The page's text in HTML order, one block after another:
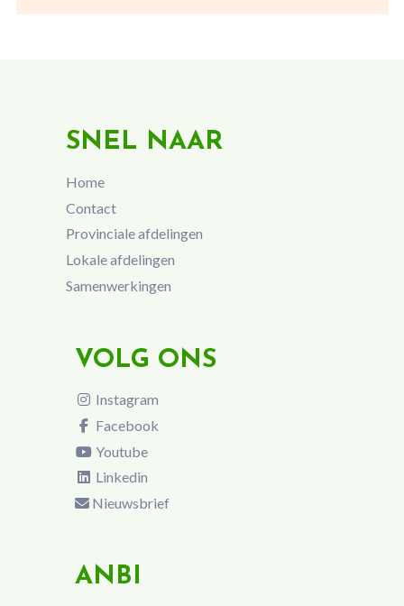
SNEL NAAR
Home
Contact
Provinciale afdelingen
Lokale afdelingen
Samenwerkingen
VOLG ONS
Instagram
Facebook
Youtube
Linkedin
Nieuwsbrief
ANBI